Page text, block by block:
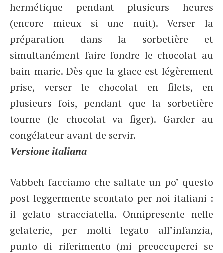
hermétique pendant plusieurs heures
(encore mieux si une nuit). Verser la
préparation dans la sorbetière et
simultanément faire fondre le chocolat au
bain-marie. Dès que la glace est légèrement
prise, verser le chocolat en filets, en
plusieurs fois, pendant que la sorbetière
tourne (le chocolat va figer). Garder au
congélateur avant de servir.
Versione italiana
Vabbeh facciamo che saltate un po’ questo
post leggermente scontato per noi italiani :
il gelato stracciatella. Onnipresente nelle
gelaterie, per molti legato all’infanzia,
punto di riferimento (mi preoccuperei se